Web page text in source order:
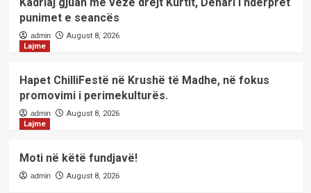
punimet e seancës
admin
August 8, 2026
Lajme
Hapet ChilliFestë në Krushë të Madhe, në fokus
promovimi i perimekulturës.
admin
August 8, 2026
Lajme
Moti në këtë fundjavë!
admin August 8, 2026